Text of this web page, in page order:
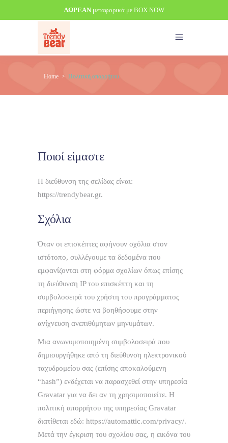
Home > Πολιτική απορρήτου
Ποιοί είμαστε
Η διεύθυνση της σελίδας είναι:
https://trendybear.gr.
Σχόλια
Όταν οι επισκέπτες αφήνουν σχόλια στον
ιστότοπο, συλλέγουμε τα δεδομένα που
εμφανίζονται στη φόρμα σχολίων όπως επίσης
τη διεύθυνση IP του επισκέπτη και τη
συμβολοσειρά του χρήστη του προγράμματος
περιήγησης ώστε να βοηθήσουμε στην
ανίχνευση ανεπιθύμητων μηνυμάτων.
Μια ανωνυμοποιημένη συμβολοσειρά που
δημιουργήθηκε από τη διεύθυνση ηλεκτρονικού
ταχυδρομείου σας (επίσης αποκαλούμενη
“hash”) ενδέχεται να παρασχεθεί στην υπηρεσία
Gravatar για να δει αν τη χρησιμοποιείτε. Η
πολιτική απορρήτου της υπηρεσίας Gravatar
διατίθεται εδώ: https://automattic.com/privacy/.
Μετά την έγκριση του σχολίου σας, η εικόνα του
ΔΩΡΕΑΝμεταφορικά με BOX NOW